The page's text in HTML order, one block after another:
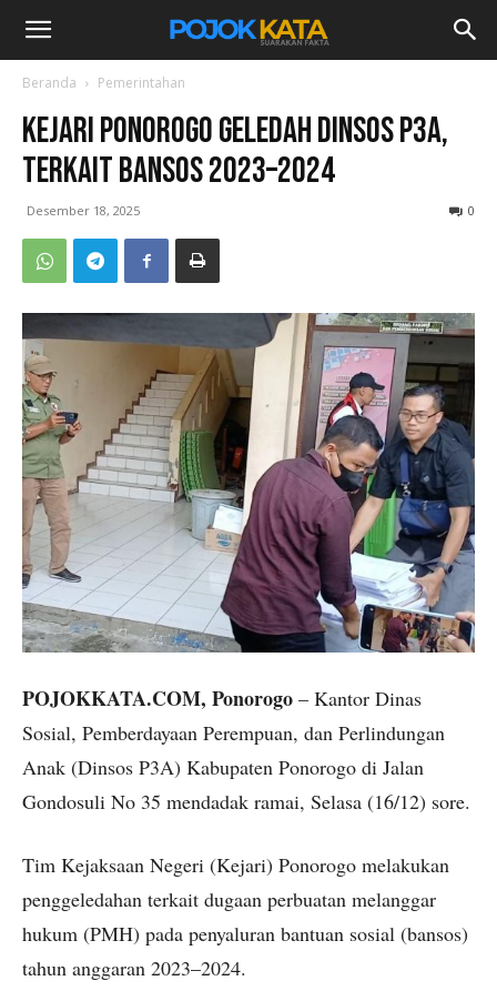
Beranda Pemerintahan
Kejari Ponorogo Geledah Dinsos P3A,
Terkait Bansos 2023–2024
Desember 18, 2025 0
POJOKKATA.COM, Ponorogo – Kantor Dinas
Sosial, Pemberdayaan Perempuan, dan Perlindungan
Anak (Dinsos P3A) Kabupaten Ponorogo di Jalan
Gondosuli No 35 mendadak ramai, Selasa (16/12) sore.
Tim Kejaksaan Negeri (Kejari) Ponorogo melakukan
penggeledahan terkait dugaan perbuatan melanggar
hukum (PMH) pada penyaluran bantuan sosial (bansos)
tahun anggaran 2023–2024.